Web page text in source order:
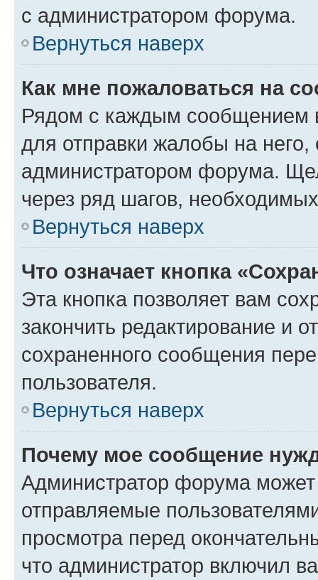
с администратором форума.
Вернуться наверх
Как мне пожаловаться на
Рядом с каждым сообщением
для отправки жалобы на
администратором форума.
через ряд шагов,
Вернуться наверх
Что означает кнопка
Эта кнопка позволяет вам
закончить редактирование и
сохраненного сообщения
пользователя.
Вернуться наверх
Почему мое сообщение
Администратор форума
отправляемые
просмотра перед
что администратор включил